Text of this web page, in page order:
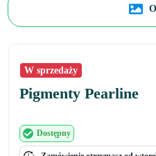
W sprzedaży
Pigmenty Pearline
Dostępny